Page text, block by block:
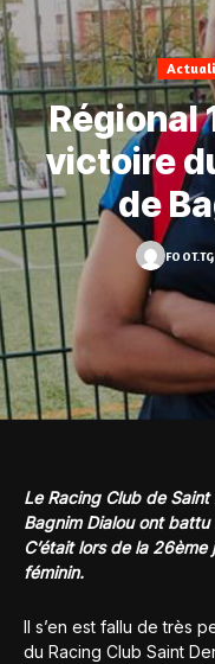
Régional
victoire
de
FOOT.TG
Le Racing Club de
Bagnim Dialou ont
C’était lors de la
féminin.
Il s’en est fallu de très
du Racing Club Saint